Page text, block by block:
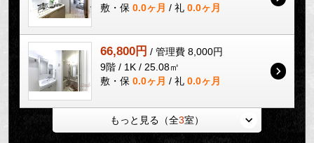
敷・保 0.0ヶ月 / 礼 0.0ヶ月
66,800円 / 管理費 8,000円
9階 / 1K / 25.08㎡
敷・保 0.0ヶ月 / 礼 0.0ヶ月
もっと見る（全3室）